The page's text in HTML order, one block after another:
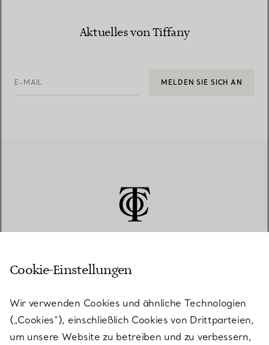
Aktuelles von Tiffany
E-MAIL MELDEN SIE SICH AN
KUNDENSERVICE
SERVICES
Cookie-Einstellungen
Wir verwenden Cookies und ähnliche Technologien
(„Cookies“), einschließlich Cookies von Drittparteien,
um unsere Website zu betreiben und zu verbessern,